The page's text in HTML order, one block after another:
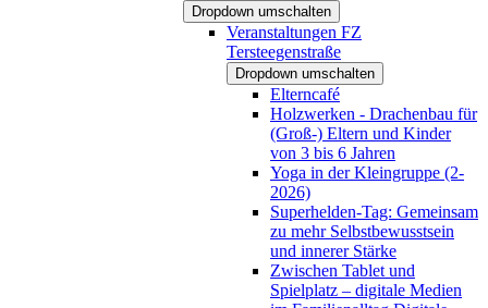
Dropdown umschalten
Veranstaltungen FZ
Tersteegenstraße
Dropdown umschalten
Elterncafé
Holzwerken - Drachenbau für
(Groß-) Eltern und Kinder
von 3 bis 6 Jahren
Yoga in der Kleingruppe (2-
2026)
Superhelden-Tag: Gemeinsam
zu mehr Selbstbewusstsein
und innerer Stärke
Zwischen Tablet und
Spielplatz – digitale Medien